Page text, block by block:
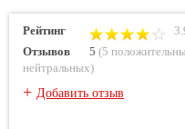
Рейтинг
Отзывов
5 (5
нейтральных)
+ Добавить отзыв